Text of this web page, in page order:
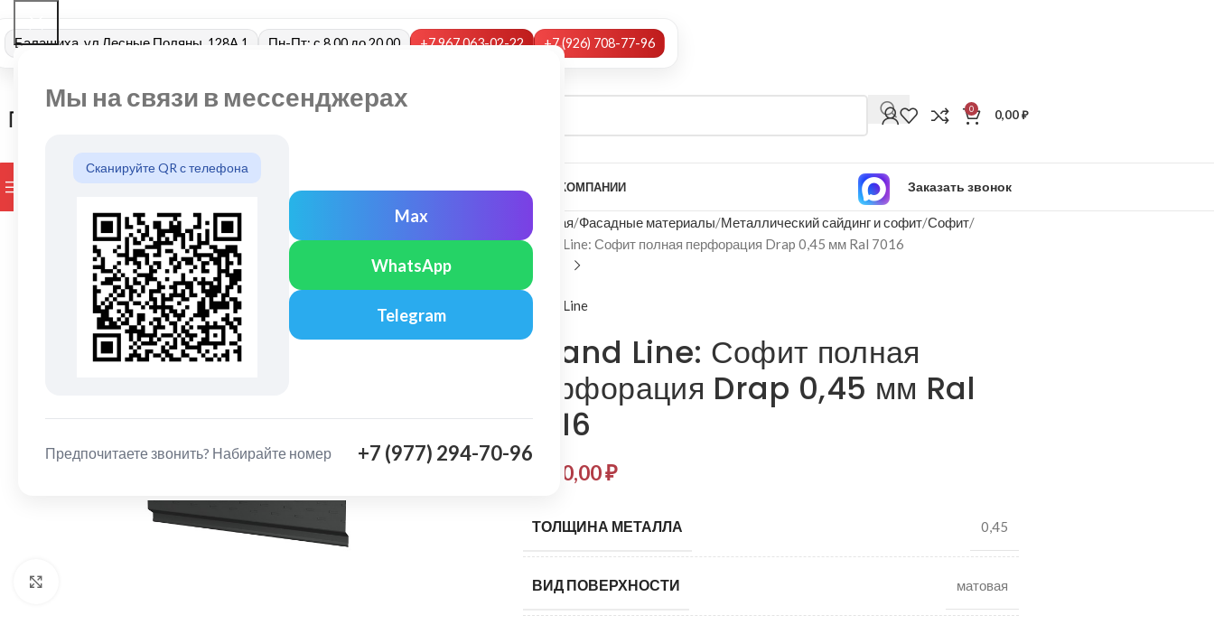
Мы на связи в мессенджерах
Сканируйте QR с телефона
Max
WhatsApp
Telegram
Предпочитаете звонить? Набирайте номер +7 (977) 294-70-96
Балашиха, ул Лесные Поляны, 128А 1 Пн-Пт: с 8.00 до 20.00 +7 967 063-02-22 +7 (926) 708-77-96
0 0,00₽
ПРОСМОТР КАТЕГОРИЙ БРЕНДЫ О КОМПАНИИ Заказать звонок
Главная Фасадные материалы Металлический сайдинг и софит Софит
Grand Line: Софит полная перфорация Drap 0,45 мм Ral 7016
Grand Line
Grand Line: Софит полная
перфорация Drap 0,45 мм Ral
7016
1 210,00₽
ТОЛЩИНА МЕТАЛЛА 0,45
ВИД ПОВЕРХНОСТИ матовая